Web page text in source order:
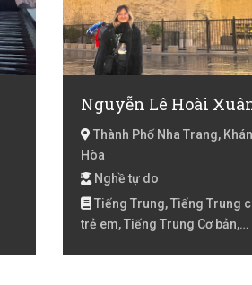
Nguyễn Lê Hoài
Thành Phố Nha Trang,
Hòa
Nghề tự do
Tiếng Trung, Tiếng Trung
trẻ em, Tiếng Trung Cơ bản,